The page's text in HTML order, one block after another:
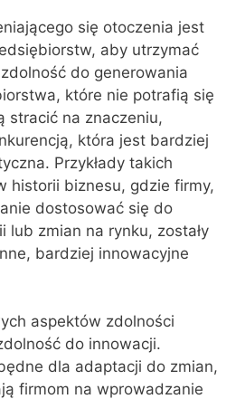
się otoczenia jest
aby utrzymać
do generowania
które nie potrafią się
stracić na znaczeniu,
która jest bardziej
Przykłady takich
historii biznesu, gdzie firmy,
dostosować się do
lub zmian na rynku, zostały
bardziej innowacyjne
aspektów zdolności
do innowacji.
dla adaptacji do zmian,
firmom na wprowadzanie